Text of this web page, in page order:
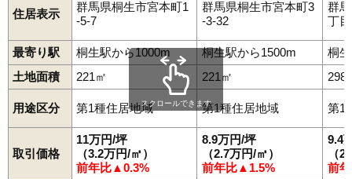
住居表示
群馬県桐生市宮本町1
-5-7
群馬県桐生市宮本町3
-3-32
群
丁
最寄り駅 桐生駅から1000m 桐生駅から1500m
桐
土地面積
221㎡ 221㎡ 298
用途区分 第1種住居地域 第1種住居地域 第1
取引価格
11万円/坪
（3.2万円/㎡）
前年比▲0.3%
8.9万円/坪
（2.7万円/㎡）
前年比▲1.5%
9.4
（
前
スクロールできます